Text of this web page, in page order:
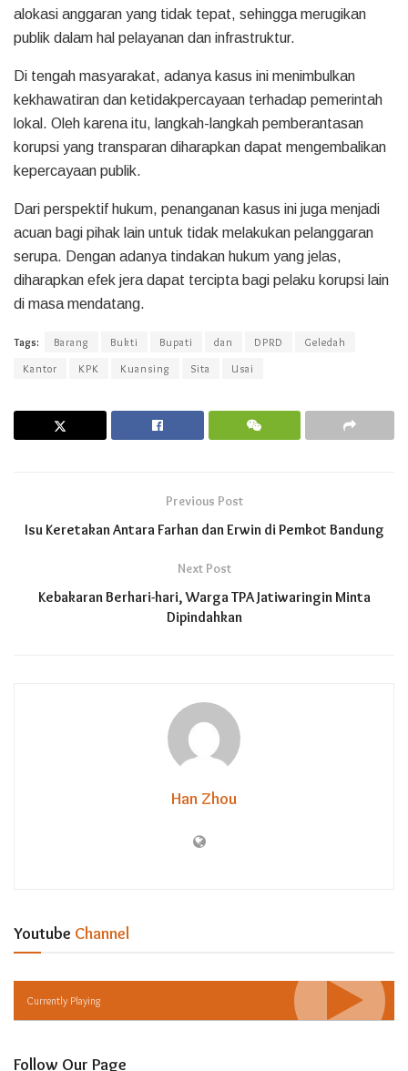
alokasi anggaran yang tidak tepat, sehingga merugikan
publik dalam hal pelayanan dan infrastruktur.
Di tengah masyarakat, adanya kasus ini menimbulkan
kekhawatiran dan ketidakpercayaan terhadap pemerintah
lokal. Oleh karena itu, langkah-langkah pemberantasan
korupsi yang transparan diharapkan dapat mengembalikan
kepercayaan publik.
Dari perspektif hukum, penanganan kasus ini juga menjadi
acuan bagi pihak lain untuk tidak melakukan pelanggaran
serupa. Dengan adanya tindakan hukum yang jelas,
diharapkan efek jera dapat tercipta bagi pelaku korupsi lain
di masa mendatang.
Tags: Barang Bukti Bupati dan DPRD
Geledah
Kantor
KPK Kuansing Sita Usai
Previous Post
Isu Keretakan Antara Farhan dan Erwin di Pemkot Bandung
Next Post
Kebakaran Berhari-hari, Warga TPA Jatiwaringin Minta
Dipindahkan
Han Zhou
Youtube Channel
Currently Playing
Follow Our Page